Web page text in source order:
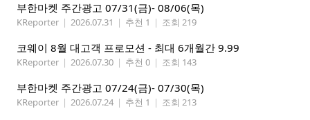
부한마켓 주간광고 07/31(금)- 08/06(목)
KReporter | 2026.07.31 | 추천 1 | 조회 219
코웨이 8월 대고객 프로모션 - 최대 6개월간 9.99
KReporter | 2026.07.30 | 추천 0 | 조회 143
부한마켓 주간광고 07/24(금)- 07/30(목)
KReporter | 2026.07.24 | 추천 1 | 조회 213